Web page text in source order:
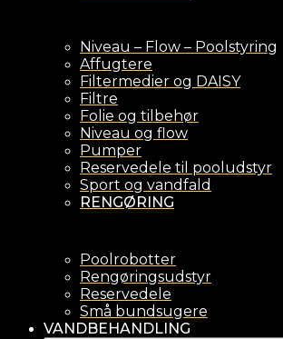
Niveau – Flow – Poolstyring
Affugtere
Filtermedier og DAISY
Filtre
Folie og tilbehør
Niveau og flow
Pumper
Reservedele til pooludstyr
Sport og vandfald
RENGØRING
Poolrobotter
Rengøringsudstyr
Reservedele
Små bundsugere
VANDBEHANDLING